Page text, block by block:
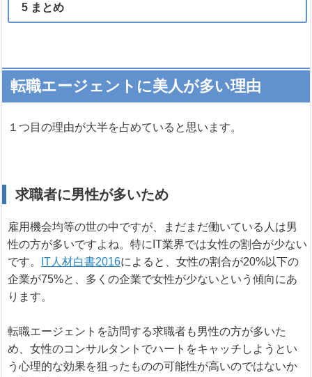
5 まとめ
転職エージェントに美人が多い理由
１つ目の理由が大半を占めていると思います。
求職者に男性が多いため
雇用機会均等の世の中ですが、まだまだ働いている人は男
性の方が多いですよね。特にIT業界では女性の割合が少ない
です。
IT人材白書2016によると、女性の割合が20%以下の
企業が75%と、多くの企業で女性が少ないという傾向にあ
ります。
転職エージェントを訪問する求職者も男性の方が多いた
め、女性のコンサルタントでハートをキャッチしようとい
う心理的な効果を狙ったものの可能性が高いのではないか